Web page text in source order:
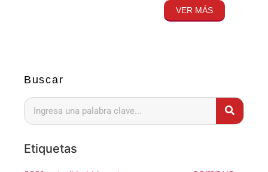
Buscar
Etiquetas
VER MÁS